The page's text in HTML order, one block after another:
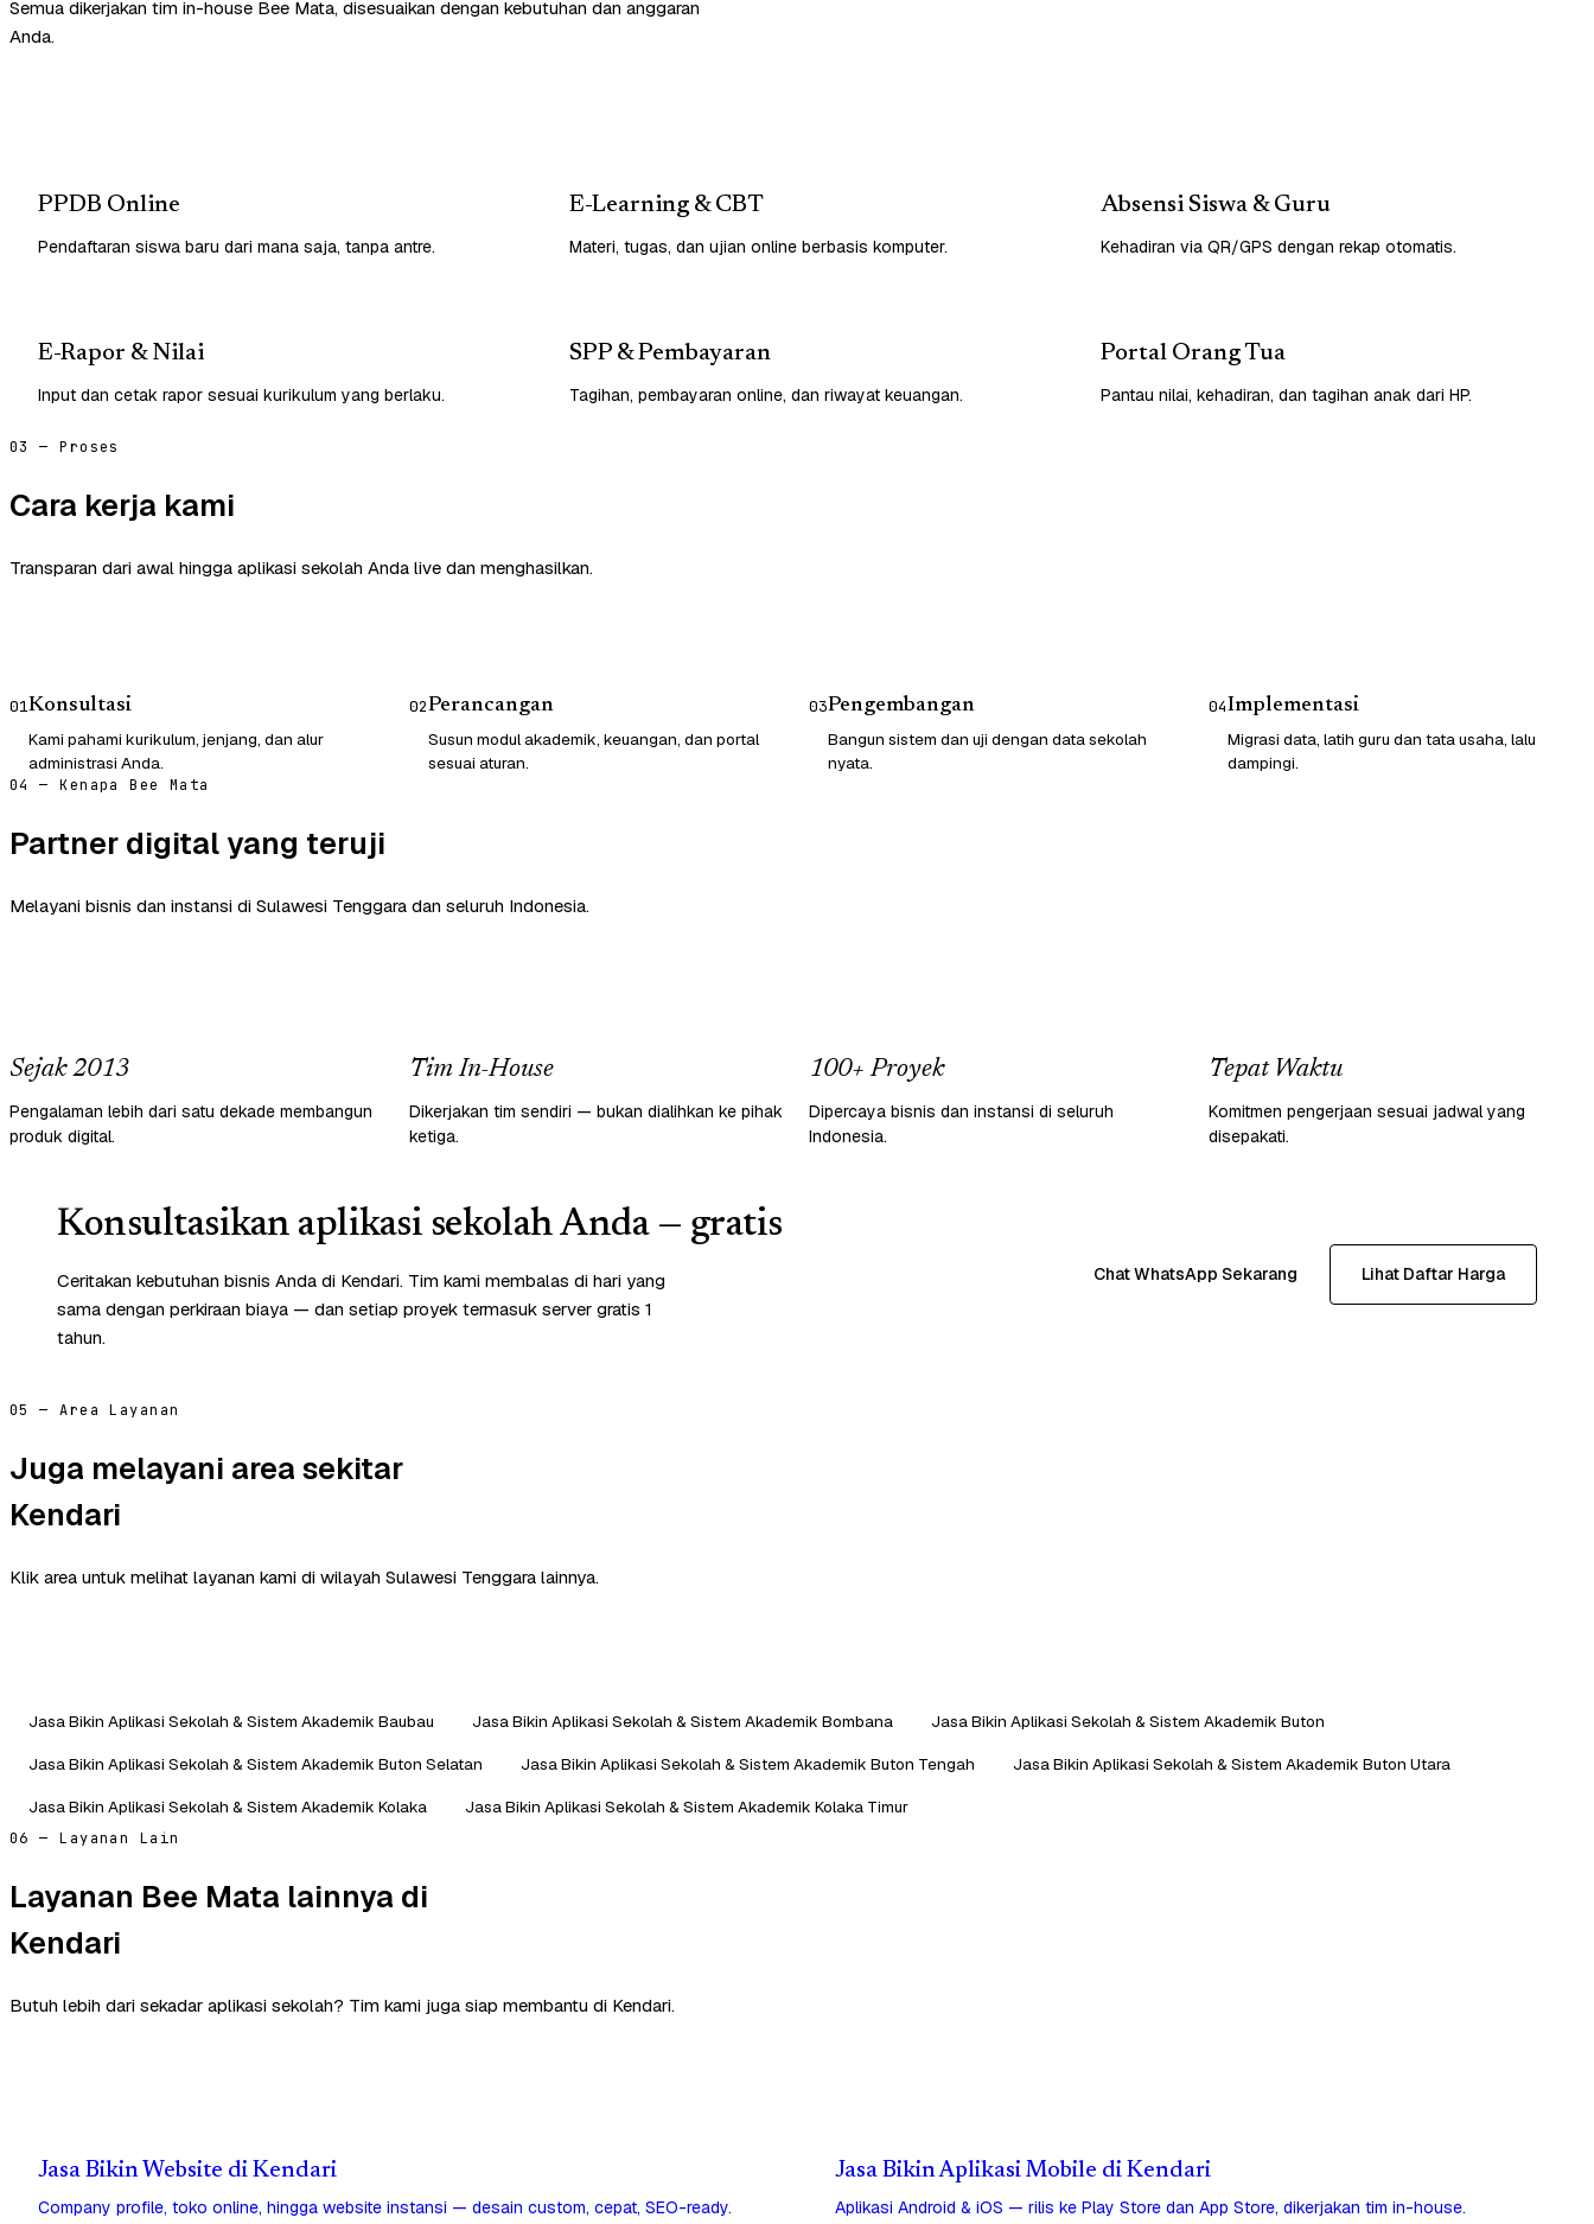
Semua dikerjakan tim in-house Bee Mata, disesuaikan dengan kebutuhan dan anggaran
Anda.
PPDB Online
Pendaftaran siswa baru dari mana saja, tanpa antre.
E-Learning & CBT
Materi, tugas, dan ujian online berbasis komputer.
Absensi Siswa & Guru
Kehadiran via QR/GPS dengan rekap otomatis.
E-Rapor & Nilai
Input dan cetak rapor sesuai kurikulum yang berlaku.
SPP & Pembayaran
Tagihan, pembayaran online, dan riwayat keuangan.
Portal Orang Tua
Pantau nilai, kehadiran, dan tagihan anak dari HP.
03 — Proses
Cara kerja kami
Transparan dari awal hingga aplikasi sekolah Anda live dan menghasilkan.
01Konsultasi
Kami pahami kurikulum, jenjang, dan alur
administrasi Anda.
02Perancangan
Susun modul akademik, keuangan, dan portal
sesuai aturan.
03Pengembangan
Bangun sistem dan uji dengan data sekolah
nyata.
04Implementasi
Migrasi data, latih guru dan tata usaha, lalu
dampingi.
04 — Kenapa Bee Mata
Partner digital yang teruji
Melayani bisnis dan instansi di Sulawesi Tenggara dan seluruh Indonesia.
Sejak 2013
Pengalaman lebih dari satu dekade membangun
produk digital.
Tim In-House
Dikerjakan tim sendiri — bukan dialihkan ke pihak
ketiga.
100+ Proyek
Dipercaya bisnis dan instansi di seluruh
Indonesia.
Tepat Waktu
Komitmen pengerjaan sesuai jadwal yang
disepakati.
Konsultasikan aplikasi sekolah Anda — gratis
Ceritakan kebutuhan bisnis Anda di Kendari. Tim kami membalas di hari yang
sama dengan perkiraan biaya — dan setiap proyek termasuk server gratis 1
tahun.
Chat WhatsApp Sekarang Lihat Daftar Harga
05 — Area Layanan
Juga melayani area sekitar
Kendari
Klik area untuk melihat layanan kami di wilayah Sulawesi Tenggara lainnya.
Jasa Bikin Aplikasi Sekolah & Sistem Akademik Baubau Jasa Bikin Aplikasi Sekolah & Sistem Akademik Bombana
Jasa Bikin Aplikasi Sekolah & Sistem Akademik Buton
Jasa Bikin Aplikasi Sekolah & Sistem Akademik Buton Selatan
Jasa Bikin Aplikasi Sekolah & Sistem Akademik Buton Tengah
Jasa Bikin Aplikasi Sekolah & Sistem Akademik Buton Utara
Jasa Bikin Aplikasi Sekolah & Sistem Akademik Kolaka
Jasa Bikin Aplikasi Sekolah & Sistem Akademik Kolaka Timur
06 — Layanan Lain
Layanan Bee Mata lainnya di
Kendari
Butuh lebih dari sekadar aplikasi sekolah? Tim kami juga siap membantu di Kendari.
Jasa Bikin Website di Kendari
Company profile, toko online, hingga website instansi — desain custom, cepat, SEO-ready.
Jasa Bikin Aplikasi Mobile di Kendari
Aplikasi Android & iOS — rilis ke Play Store dan App Store, dikerjakan tim in-house.